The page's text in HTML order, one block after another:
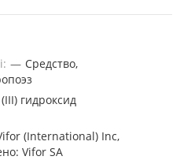
— Средство,
гидроксид
(International) Inc,
Vifor SA